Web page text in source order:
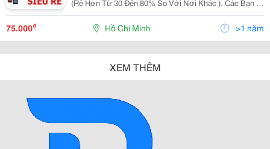
(Rẻ Hơn Từ 30 Đến 80% So Với Nơi Khác ). Các Bạn Ở
Tỉnh Mình Sẽ Giao Qua Bưu Điện Sẽ Giao Tới Tận Nhà
Rồi Thu Tiền Có Thắc Mắc Gì Cứ Alo Mình ,
75.000₫ Hồ Chí Minh >1 năm
XEM THÊM